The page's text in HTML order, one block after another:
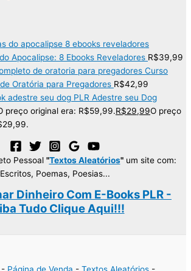
Apocalipse: 8 Ebooks Reveladores R$39,99
Curso
Oratória para Pregadores R$42,99
PLR Adestre seu Dog
preço original era: R$59,99.R$29,99O preço
Pessoal "Textos Aleatórios"um site com:
Escritos, Poemas, Poesias...
Dinheiro Com E-Books PLR -
Tudo Clique Aqui!!!